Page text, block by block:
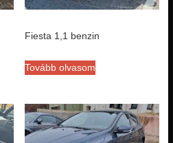
Fiesta 1,1 benzin
Tovább olvasom